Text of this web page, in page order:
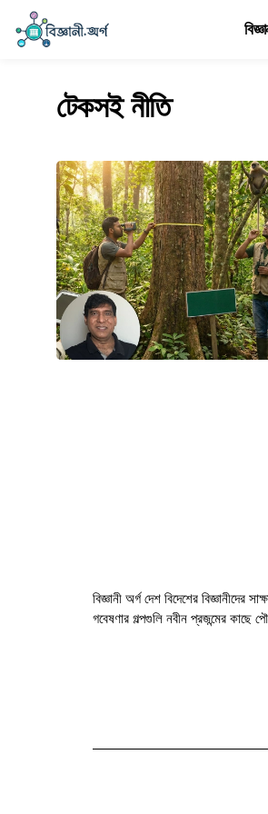
টেকসই নীতি
বিজ্ঞানী অর্গ দেশ বিদেশের বিজ্ঞানীদের
গবেষণার গল্পগুলি নবীন প্রজন্মের কাছে